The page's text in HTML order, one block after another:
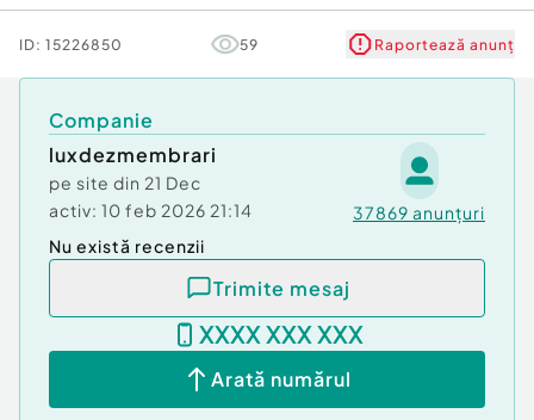
ID: 15226850 59 Raportează anunț
Companie
luxdezmembrari
pe site din 21 Dec
activ: 10 feb 2026 21:14 37869 anunțuri
Nu există recenzii
Trimite mesaj
XXXX XXX XXX
Arată numărul